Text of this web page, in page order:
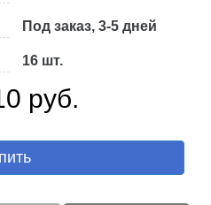
Под заказ, 3-5 дней
16 шт.
руб.